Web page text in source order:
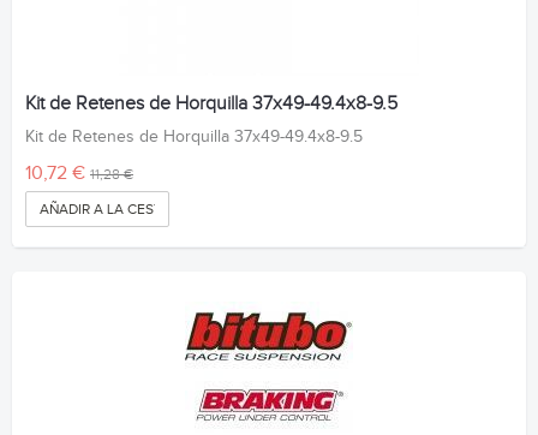
Kit de Retenes de Horquilla 37x49-49.4x8-9.5
Kit de Retenes de Horquilla 37x49-49.4x8-9.5
10,72 € 11,28 €
AÑADIR A LA CESTA